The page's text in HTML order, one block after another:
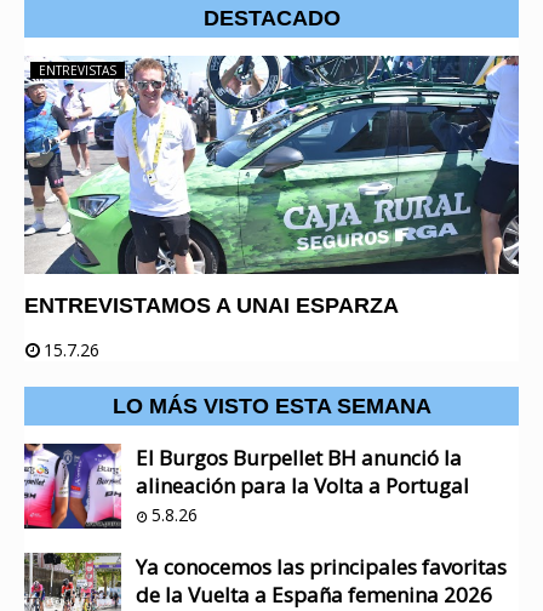
DESTACADO
ENTREVISTAS
ENTREVISTAMOS A UNAI ESPARZA
15.7.26
LO MÁS VISTO ESTA SEMANA
El Burgos Burpellet BH anunció la
alineación para la Volta a Portugal
5.8.26
Ya conocemos las principales favoritas
de la Vuelta a España femenina 2026